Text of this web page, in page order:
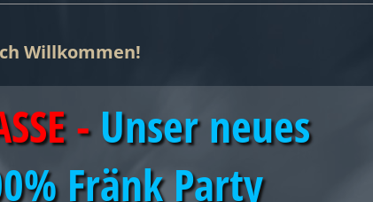
Willkommen!
-Unser neues
Fränk Party